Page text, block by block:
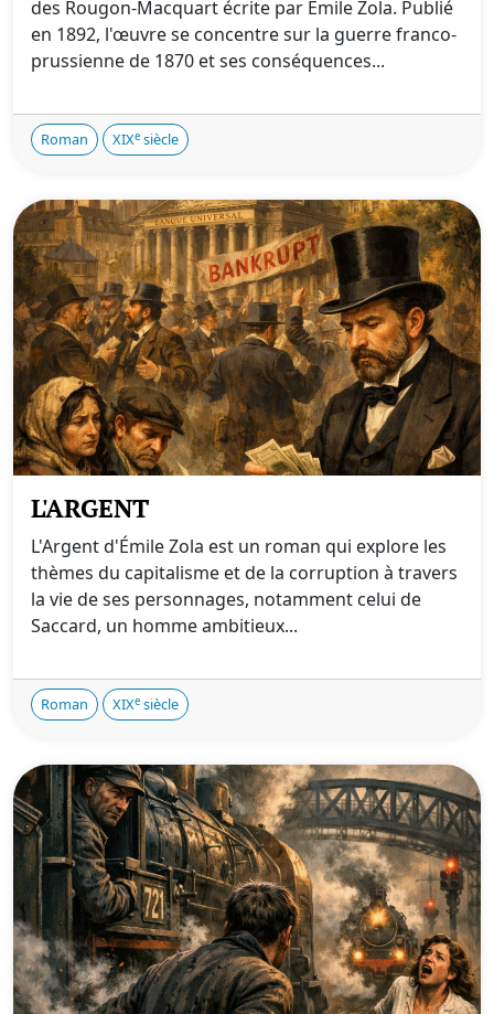
des Rougon-Macquart écrite par Émile Zola. Publié
en 1892, l'œuvre se concentre sur la guerre franco-
prussienne de 1870 et ses conséquences...
Roman XIXe siècle
L'ARGENT
L'Argent d'Émile Zola est un roman qui explore les
thèmes du capitalisme et de la corruption à travers
la vie de ses personnages, notamment celui de
Saccard, un homme ambitieux...
Roman XIXe siècle